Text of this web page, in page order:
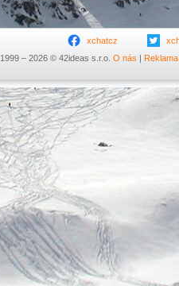
xchatcz
1999 – 2026 © 42ideas s.r.o. O nás | Reklama